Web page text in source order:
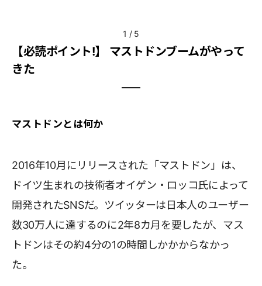
1 / 5
【必読ポイント!】 マストドンブームがやって
きた
マストドンとは何か
2016年10月にリリースされた「マストドン」は、
ドイツ生まれの技術者オイゲン・ロッコ氏によって
開発されたSNSだ。ツイッターは日本人のユーザー
数30万人に達するのに2年8カ月を要したが、マス
トドンはその約4分の1の時間しかかからなかっ
た。